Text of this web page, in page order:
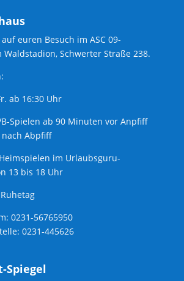
euren Besuch im ASC 09-
Schwerter Straße 238.
ab 16:30 Uhr
Spielen ab 90 Minuten vor Anpfiff
Abpfiff
im Urlaubsguru-
13 bis 18 Uhr
0231-56765950
0231-445626
Spiegel